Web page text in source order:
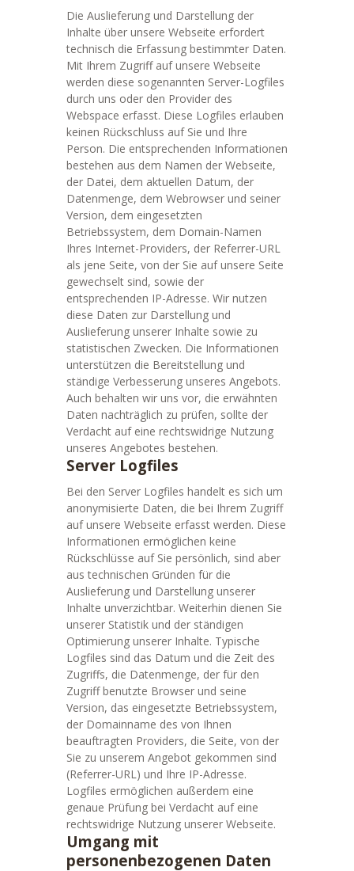
Die Auslieferung und Darstellung der
Inhalte über unsere Webseite erfordert
technisch die Erfassung bestimmter Daten.
Mit Ihrem Zugriff auf unsere Webseite
werden diese sogenannten Server-Logfiles
durch uns oder den Provider des
Webspace erfasst. Diese Logfiles erlauben
keinen Rückschluss auf Sie und Ihre
Person. Die entsprechenden Informationen
bestehen aus dem Namen der Webseite,
der Datei, dem aktuellen Datum, der
Datenmenge, dem Webrowser und seiner
Version, dem eingesetzten
Betriebssystem, dem Domain-Namen
Ihres Internet-Providers, der Referrer-URL
als jene Seite, von der Sie auf unsere Seite
gewechselt sind, sowie der
entsprechenden IP-Adresse. Wir nutzen
diese Daten zur Darstellung und
Auslieferung unserer Inhalte sowie zu
statistischen Zwecken. Die Informationen
unterstützen die Bereitstellung und
ständige Verbesserung unseres Angebots.
Auch behalten wir uns vor, die erwähnten
Daten nachträglich zu prüfen, sollte der
Verdacht auf eine rechtswidrige Nutzung
unseres Angebotes bestehen.
Server Logfiles
Bei den Server Logfiles handelt es sich um
anonymisierte Daten, die bei Ihrem Zugriff
auf unsere Webseite erfasst werden. Diese
Informationen ermöglichen keine
Rückschlüsse auf Sie persönlich, sind aber
aus technischen Gründen für die
Auslieferung und Darstellung unserer
Inhalte unverzichtbar. Weiterhin dienen Sie
unserer Statistik und der ständigen
Optimierung unserer Inhalte. Typische
Logfiles sind das Datum und die Zeit des
Zugriffs, die Datenmenge, der für den
Zugriff benutzte Browser und seine
Version, das eingesetzte Betriebssystem,
der Domainname des von Ihnen
beauftragten Providers, die Seite, von der
Sie zu unserem Angebot gekommen sind
(Referrer-URL) und Ihre IP-Adresse.
Logfiles ermöglichen außerdem eine
genaue Prüfung bei Verdacht auf eine
rechtswidrige Nutzung unserer Webseite.
Umgang mit
personenbezogenen Daten